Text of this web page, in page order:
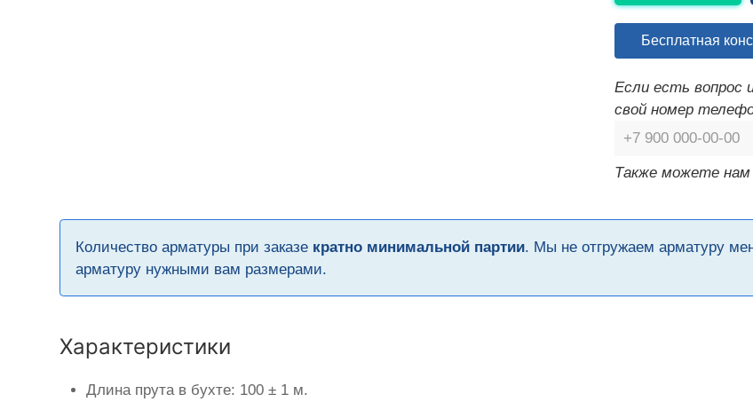
Бесплатная
Если есть вопрос
свой номер
Также можете нам
Количество арматуры при заказе кратно минимальной партии. Мы не отгружаем арматуру
арматуру нужными вам размерами.
Характеристики
Длина прута в бухте: 100 ± 1 м.